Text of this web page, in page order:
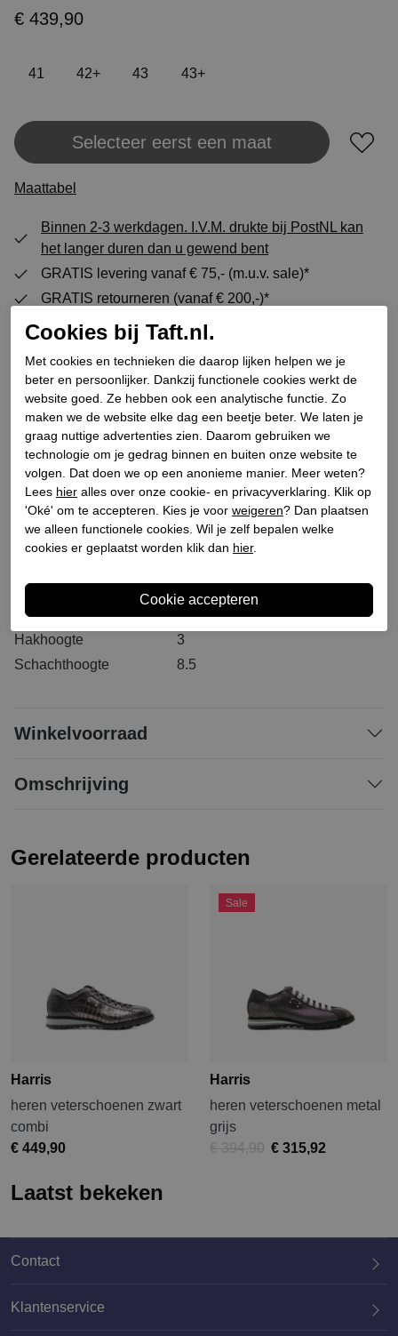
€ 439,90
41 42+ 43 43+
Plaats in winkeltas
Selecteer eerst een maat
Maattabel
Binnen 2-3 werkdagen. I.V.M. drukte bij PostNL kan
het langer duren dan u gewend bent
GRATIS levering vanaf € 75,- (m.u.v. sale)*
GRATIS retourneren (vanaf € 200,-)*
30 DAGEN recht op retour
Specificaties
Merk
Harris
Leveranciercode
2817 5339
Categorie
Veterschoenen
Kleur
Blauw
Bestelcode
231500230
Materiaal binnenkant
Materiaal zool
Rubber
Hakhoogte
3
Schachthoogte
8.5
Winkelvoorraad
Omschrijving
Gerelateerde producten
Harris
heren veterschoenen zwart
combi
€ 449,90
Sale
Harris
heren veterschoenen metal
grijs
€ 394,90 € 315,92
Laatst bekeken
Contact
Klantenservice
Cookies bij Taft.nl.
Met cookies en technieken die daarop lijken helpen we je
beter en persoonlijker. Dankzij functionele cookies werkt de
website goed. Ze hebben ook een analytische functie. Zo
maken we de website elke dag een beetje beter. We laten je
graag nuttige advertenties zien. Daarom gebruiken we
technologie om je gedrag binnen en buiten onze website te
volgen. Dat doen we op een anonieme manier. Meer weten?
Lees hier alles over onze cookie- en privacyverklaring. Klik op
'Oké' om te accepteren. Kies je voor weigeren? Dan plaatsen
we alleen functionele cookies. Wil je zelf bepalen welke
cookies er geplaatst worden klik dan hier.